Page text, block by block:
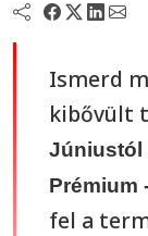
Ismerd
kibővült
Júniustól
Prémium
fel a